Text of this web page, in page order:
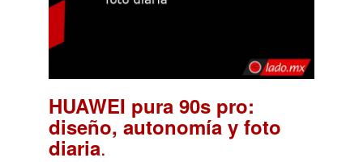
HUAWEI pura 90s pro:
diseño, autonomía y foto
diaria.